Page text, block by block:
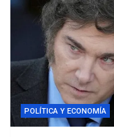
POLÍTICA Y ECONOMÍA